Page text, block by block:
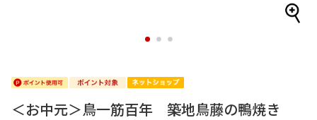
1 2 3
＜お中元＞鳥一筋百年 築地鳥藤の鴨焼き